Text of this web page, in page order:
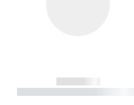
------------
----------- ----------- ----------